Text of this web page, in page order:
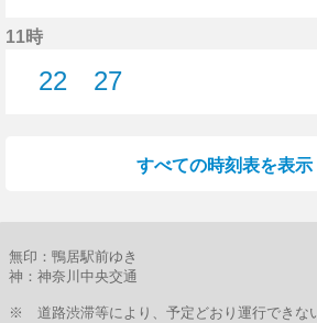
11時
22
27
すべての時刻表を表示
無印：鴨居駅前ゆき
神：神奈川中央交通
※ 道路渋滞等により、予定どおり運行できな